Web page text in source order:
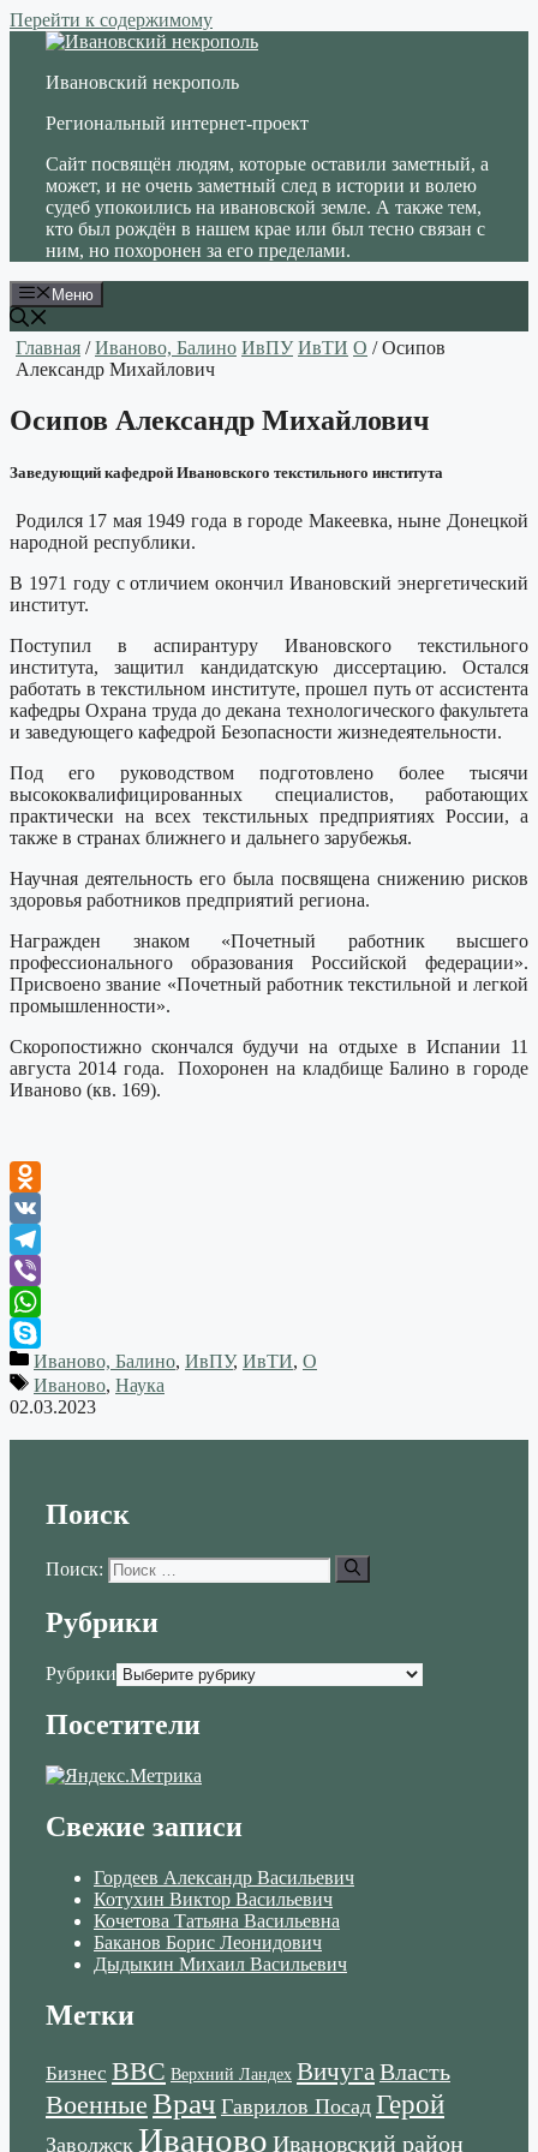
Перейти к содержимому
Ивановский некрополь
Региональный интернет-проект
Сайт посвящён людям, которые оставили заметный, а
может, и не очень заметный след в истории и волею
судеб упокоились на ивановской земле. А также тем,
кто был рождён в нашем крае или был тесно связан с
ним, но похоронен за его пределами.
Меню
Главная /Иваново, Балино ИвПУ ИвТИ О / Осипов
Александр Михайлович
Осипов Александр Михайлович
Заведующий кафедрой Ивановского текстильного института
Родился 17 мая 1949 года в городе Макеевка, ныне Донецкой
народной республики.
В 1971 году с отличием окончил Ивановский энергетический
институт.
Поступил в аспирантуру Ивановского текстильного
института, защитил кандидатскую диссертацию. Остался
работать в текстильном институте, прошел путь от ассистента
кафедры Охрана труда до декана технологического факультета
и заведующего кафедрой Безопасности жизнедеятельности.
Под его руководством подготовлено более тысячи
высококвалифицированных специалистов, работающих
практически на всех текстильных предприятиях России, а
также в странах ближнего и дальнего зарубежья.
Научная деятельность его была посвящена снижению рисков
здоровья работников предприятий региона.
Награжден знаком «Почетный работник высшего
профессионального образования Российской федерации».
Присвоено звание «Почетный работник текстильной и легкой
промышленности».
Скоропостижно скончался будучи на отдыхе в Испании 11
августа 2014 года. Похоронен на кладбище Балино в городе
Иваново (кв. 169).
Odnoklassniki
VK
Telegram
Viber
WhatsApp
SkypeИваново, Балино, ИвПУ, ИвТИ, О
Иваново, Наука
02.03.2023
Поиск
Поиск:
Рубрики
Рубрики
Посетители
Свежие записи
Гордеев Александр Васильевич
Котухин Виктор Васильевич
Кочетова Татьяна Васильевна
Баканов Борис Леонидович
Дыдыкин Михаил Васильевич
Метки
Бизнес ВВС Верхний Ландех ВичугаВласть
Военные Врач Гаврилов Посад Герой
Заволжск Иваново Ивановский район